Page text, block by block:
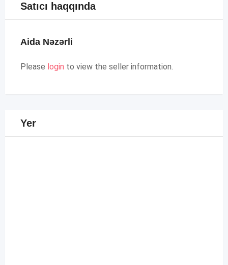
Satıcı haqqında
Aida Nəzərli
Please login to view the seller information.
Yer